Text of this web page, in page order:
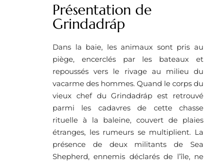
Présentation de
Grindadráp
Dans la baie, les animaux sont pris au
piège, encerclés par les bateaux et
repoussés vers le rivage au milieu du
vacarme des hommes. Quand le corps du
vieux chef du Grindadráp est retrouvé
parmi les cadavres de cette chasse
rituelle à la baleine, couvert de plaies
étranges, les rumeurs se multiplient. La
présence de deux militants de Sea
Shepherd, ennemis déclarés de l’île, ne